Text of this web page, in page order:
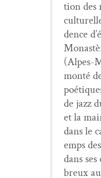
tion des
dence
(Alpes-
mon­té
de jazz
et la
dans le
emps
dans
breux